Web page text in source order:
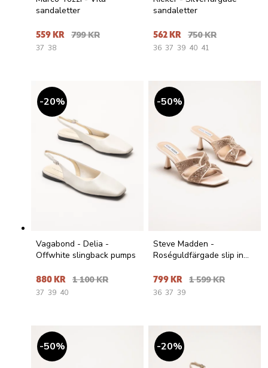
sandaletter
559 KR 799 KR
37 38
sandaletter
562 KR 750 KR
36 37 39 40 41
20%
Vagabond - Delia -
Offwhite slingback pumps
880 KR 1 100 KR
37 39 40
50%
Steve Madden -
Roséguldfärgade slip in
799 KR 1 599 KR
36 37 39
50% 20%